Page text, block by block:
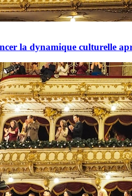
la dynamique culturelle